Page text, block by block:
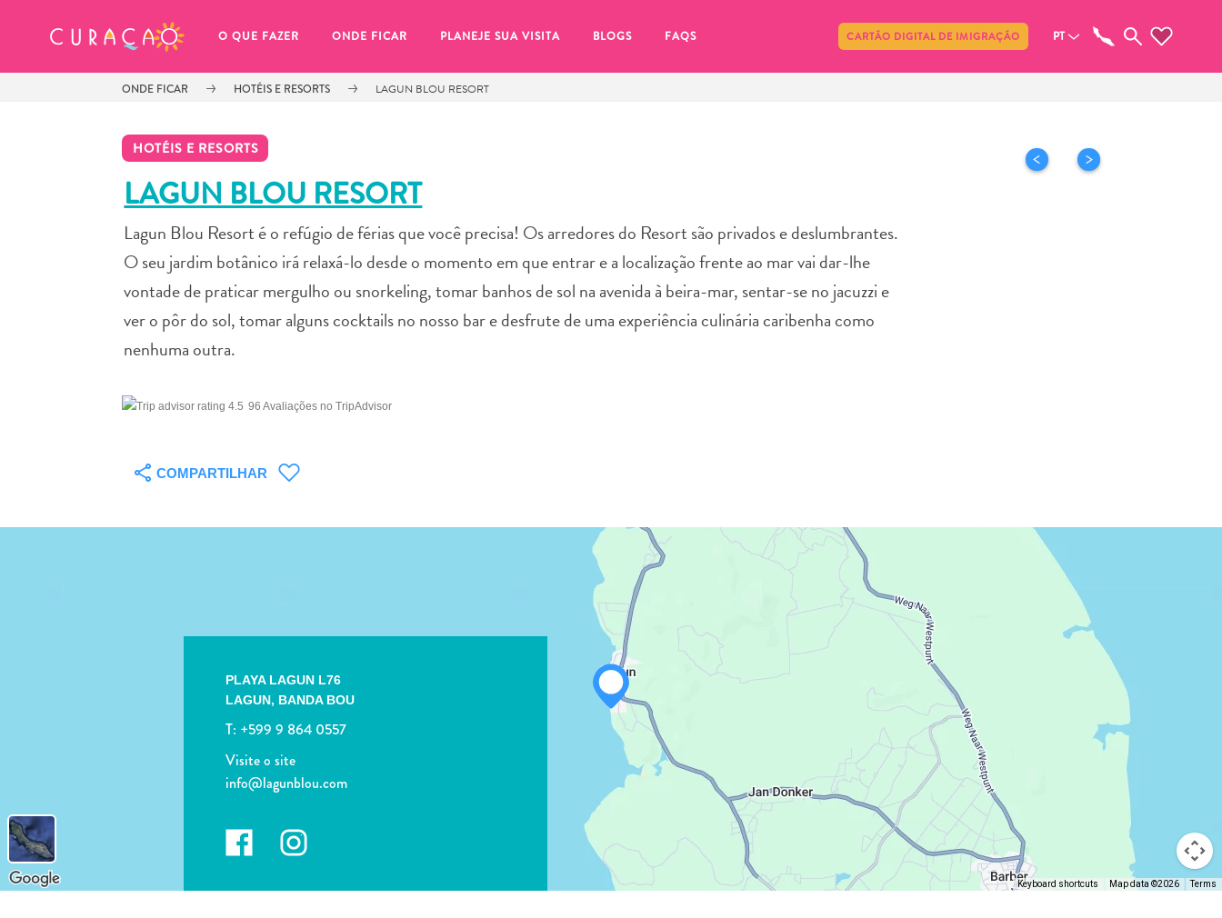
O QUE FAZER ONDE FICAR PLANEJE SUA VISITA BLOGS FAQS CARTÃO DIGITAL DE IMIGRAÇÃO PT
ONDE FICAR HOTÉIS E RESORTS LAGUN BLOU RESORT
HOTÉIS E RESORTS
LAGUN BLOU RESORT
Lagun Blou Resort é o refúgio de férias que você precisa! Os arredores do Resort são privados e deslumbrantes.
O seu jardim botânico irá relaxá-lo desde o momento em que entrar e a localização frente ao mar vai dar-lhe
vontade de praticar mergulho ou snorkeling, tomar banhos de sol na avenida à beira-mar, sentar-se no jacuzzi e
ver o pôr do sol, tomar alguns cocktails no nosso bar e desfrute de uma experiência culinária caribenha como
nenhuma outra.
96 Avaliações no TripAdvisor
COMPARTILHAR
PLAYA LAGUN L76
LAGUN, BANDA BOU
T: +599 9 864 0557
Visite o site
info@lagunblou.com
Keyboard shortcuts Map data ©2026 Terms
MEUS FAVORITOS Compartilhar
Você ainda não salvou nenhum
local favorito.